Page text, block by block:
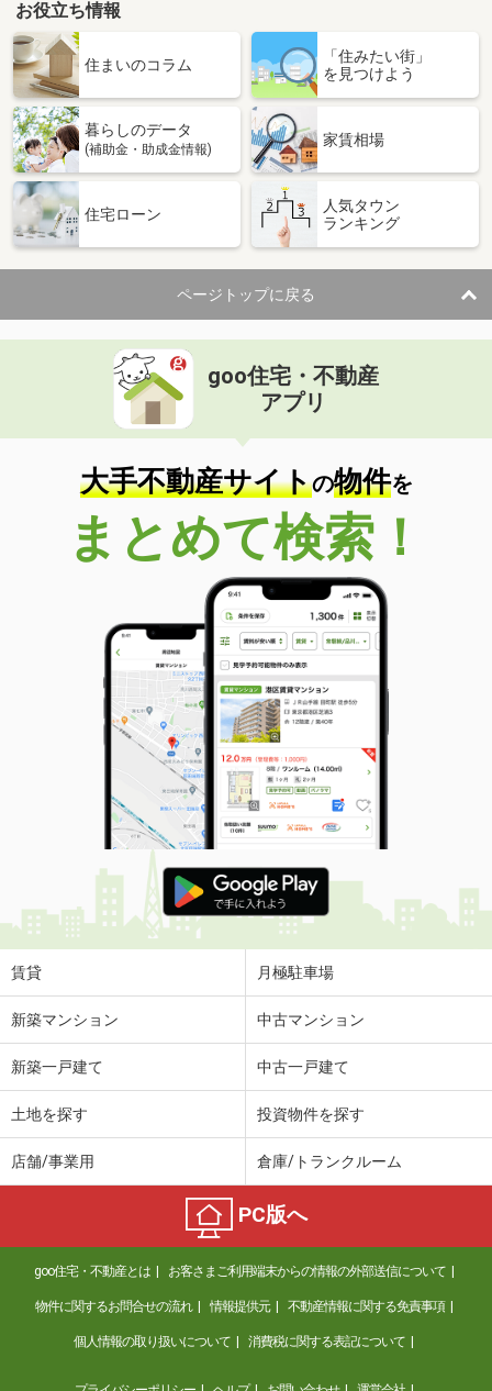
佐賀県佐賀市神野東１丁目
価 格
4.30万円
佐賀県佐賀市神野東１丁目
専有面積 24.6m²
間取り
佐賀県武雄市朝日町大字甘久
住 所
佐賀県武雄市朝日町大字甘久
専有面積 51.85m²
間取り
1LDK
佐賀県鳥栖市萱方町
価 格
住 所
佐賀県鳥栖市萱方町
専有面積 20.28m²
間取り
1K
佐賀県鳥栖市古野町
価 格
3万円
佐賀県鳥栖市古野町
19m²
間取り
1K
佐賀県武雄市武雄町大字昭和
価 格
5.10万円
住 所
佐賀県武雄市武雄町大字昭和
専有面積 42.37m²
間取り
1LDK
佐賀県佐賀市兵庫南２丁目
価 格
5.30万円
住 所
佐賀県佐賀市兵庫南２丁目
専有面積
佐賀県唐津市浜玉町浜崎
4.60万円
佐賀県鳥栖市本町１丁目
5.70万円
住 所
佐賀県鳥栖市本町１丁目
専有面積 30.64m²
間取り
1LDK
佐賀県鳥栖市原町
お役立ち情報
住まいのコラム
「住みたい街」
を見つけよう
暮らしのデータ
(補助金・助成金情報)
家賃相場
住宅ローン
人気タウン
ランキング
ページトップに戻る
goo住宅・不動産
アプリ
大手不動産サイトの物件を
まとめて検索！
賃貸 月極駐車場
新築マンション 中古マンション
新築一戸建て 中古一戸建て
土地を探す 投資物件を探す
店舗/事業用 倉庫/トランクルーム
PC版へ
goo住宅・不動産とは お客さまご利用端末からの情報の外部送信について
物件に関するお問合せの流れ 情報提供元 不動産情報に関する免責事項
個人情報の取り扱いについて 消費税に関する表記について